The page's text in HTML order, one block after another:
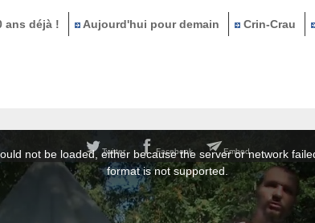
ans déjà ! Aujourd'hui pour demain Crin-Crau